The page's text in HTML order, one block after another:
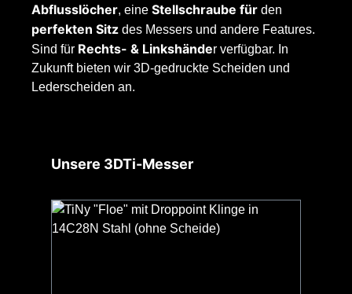
Abflusslöcher, eine Stellschraube für den
perfekten Sitz des Messers und andere Features.
Sind für Rechts- & Linkshänder verfügbar. In
Zukunft bieten wir 3D-gedruckte Scheiden und
Lederscheiden an.
Produktgalerie überspringen
Unsere 3DTi-Messer